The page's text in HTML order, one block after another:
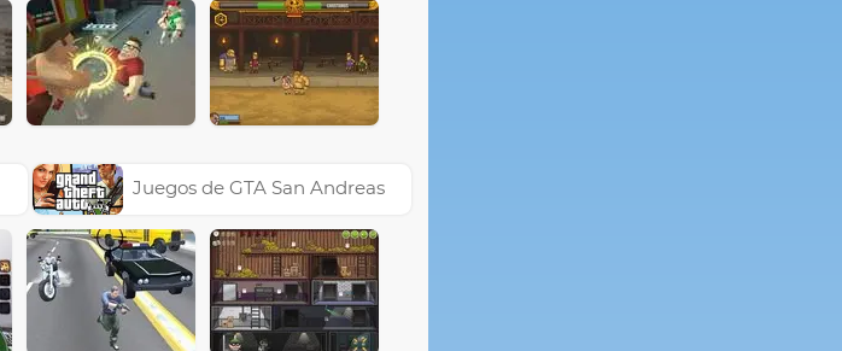
Juegos de GTA San Andreas